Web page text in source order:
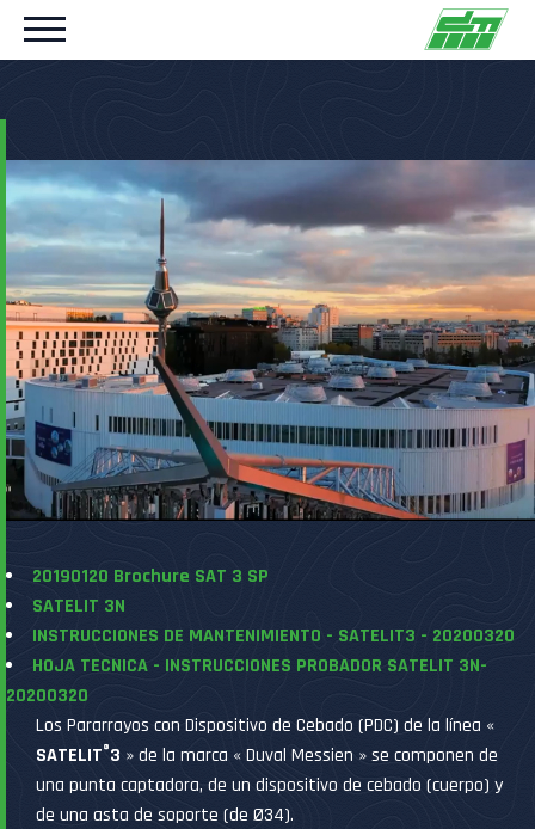
20190120 Brochure SAT 3 SP
SATELIT 3N
INSTRUCCIONES DE MANTENIMIENTO - SATELIT3 - 20200320
HOJA TECNICA - INSTRUCCIONES PROBADOR SATELIT 3N-
20200320
Los Pararrayos con Dispositivo de Cebado (PDC) de la línea «
SATELIT®3 » de la marca « Duval Messien » se componen de
una punta captadora, de un dispositivo de cebado (cuerpo) y
de una asta de soporte (de Ø34).